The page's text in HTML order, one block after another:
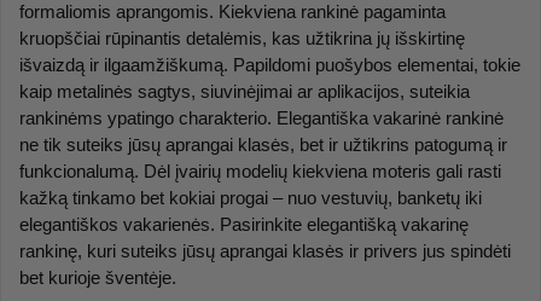
formaliomis aprangomis. Kiekviena rankinė pagaminta
kruopščiai rūpinantis detalėmis, kas užtikrina jų išskirtinę
išvaizdą ir ilgaamžiškumą. Papildomi puošybos elementai, tokie
kaip metalinės sagtys, siuvinėjimai ar aplikacijos, suteikia
rankinėms ypatingo charakterio. Elegantiška vakarinė rankinė
ne tik suteiks jūsų aprangai klasės, bet ir užtikrins patogumą ir
funkcionalumą. Dėl įvairių modelių kiekviena moteris gali rasti
kažką tinkamo bet kokiai progai – nuo vestuvių, banketų iki
elegantiškos vakarienės. Pasirinkite elegantišką vakarinę
rankinę, kuri suteiks jūsų aprangai klasės ir privers jus spindėti
bet kurioje šventėje.